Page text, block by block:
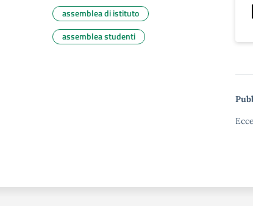
assemblea di istituto
assemblea studenti